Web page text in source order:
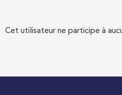
Cet utilisateur ne participe à